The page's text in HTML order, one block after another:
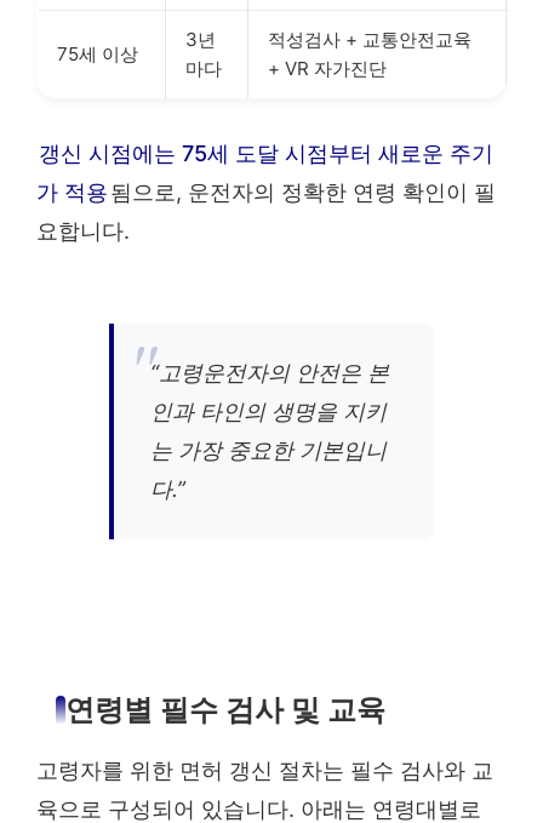
75세 이상
3년
마다
적성검사 + 교통안전교육
+ VR 자가진단
갱신 시점에는 75세 도달 시점부터 새로운 주기
가 적용됨으로, 운전자의 정확한 연령 확인이 필
요합니다.
“고령운전자의 안전은 본
인과 타인의 생명을 지키
는 가장 중요한 기본입니
다.”
연령별 필수 검사 및 교육
고령자를 위한 면허 갱신 절차는 필수 검사와 교
육으로 구성되어 있습니다. 아래는 연령대별로